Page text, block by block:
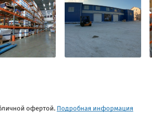
офертой. Подробная информация